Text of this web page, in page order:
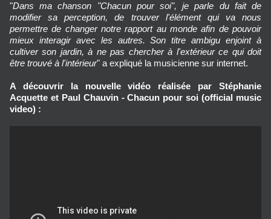
"Dans ma chanson "Chacun pour soi", je parle du fait de
modifier sa perception, de trouver l'élément qui va nous
permettre de changer notre rapport au monde afin de pouvoir
mieux interagir avec les autres. Son titre ambigu enjoint à
cultiver son jardin, à ne pas chercher à l'extérieur ce qui doit
être trouvé à l'intérieur" a expliqué la musicienne sur internet.
A découvrir la nouvelle vidéo réalisée par Stéphanie
Acquette et Paul Chauvin - Chacun pour soi (official music
video) :